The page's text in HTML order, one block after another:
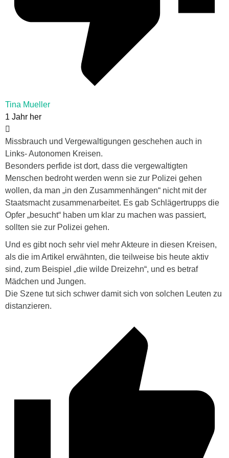
Tina Mueller
1 Jahr her
Missbrauch und Vergewaltigungen geschehen auch in
Links- Autonomen Kreisen.
Besonders perfide ist dort, dass die vergewaltigten
Menschen bedroht werden wenn sie zur Polizei gehen
wollen, da man „in den Zusammenhängen“ nicht mit der
Staatsmacht zusammenarbeitet. Es gab Schlägertrupps die
Opfer „besucht“ haben um klar zu machen was passiert,
sollten sie zur Polizei gehen.
Und es gibt noch sehr viel mehr Akteure in diesen Kreisen,
als die im Artikel erwähnten, die teilweise bis heute aktiv
sind, zum Beispiel „die wilde Dreizehn“, und es betraf
Mädchen und Jungen.
Die Szene tut sich schwer damit sich von solchen Leuten zu
distanzieren.